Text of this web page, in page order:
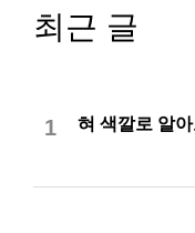
최근 글
1 혀 색깔로 알